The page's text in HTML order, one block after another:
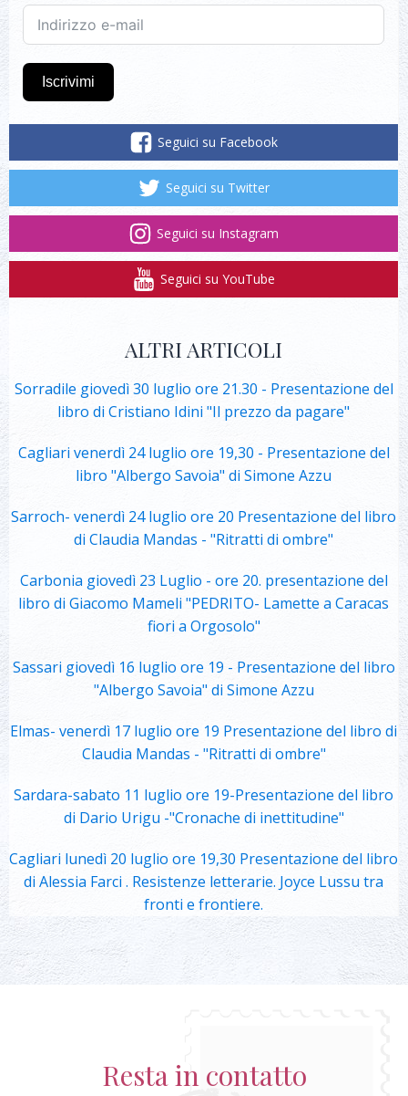
Iscrivimi
Seguici su Facebook
Seguici su Twitter
Seguici su Instagram
Seguici su YouTube
ALTRI ARTICOLI
Sorradile giovedì 30 luglio ore 21.30 - Presentazione del
libro di Cristiano Idini "Il prezzo da pagare"
Cagliari venerdì 24 luglio ore 19,30 - Presentazione del
libro "Albergo Savoia" di Simone Azzu
Sarroch- venerdì 24 luglio ore 20 Presentazione del libro
di Claudia Mandas - "Ritratti di ombre"
Carbonia giovedì 23 Luglio - ore 20. presentazione del
libro di Giacomo Mameli "PEDRITO- Lamette a Caracas
fiori a Orgosolo"
Sassari giovedì 16 luglio ore 19 - Presentazione del libro
"Albergo Savoia" di Simone Azzu
Elmas- venerdì 17 luglio ore 19 Presentazione del libro di
Claudia Mandas - "Ritratti di ombre"
Sardara-sabato 11 luglio ore 19-Presentazione del libro
di Dario Urigu -"Cronache di inettitudine"
Cagliari lunedì 20 luglio ore 19,30 Presentazione del libro
di Alessia Farci . Resistenze letterarie. Joyce Lussu tra
fronti e frontiere.
Resta in contatto